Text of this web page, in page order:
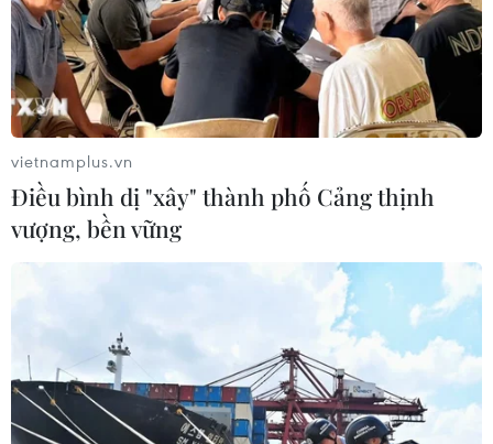
vietnamplus.vn
Điều bình dị "xây" thành phố Cảng thịnh
vượng, bền vững